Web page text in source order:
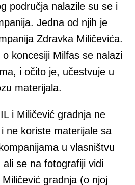
područja nalazile su se i
Jedna od njih je
Zdravka Miličevića.
koncesiji Milfas se nalazi
i očito je, učestvuje u
materijala.
i Miličević gradnja ne
ne koriste materijale sa
u vlasništvu
ali se na fotografiji vidi
gradnja (o njoj